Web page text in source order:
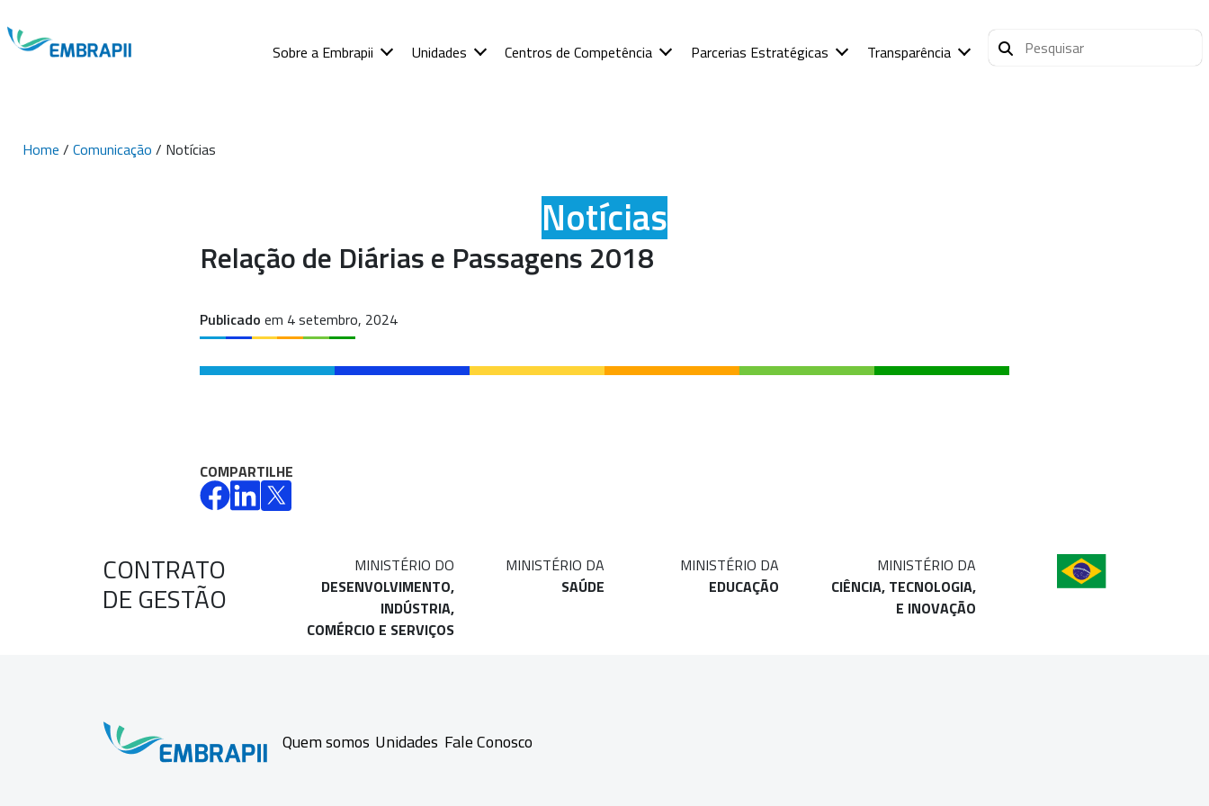
Sobre a Embrapii Unidades Centros de Competência Parcerias Estratégicas Transparência
Home / Comunicação / Notícias
Notícias
Relação de Diárias e Passagens 2018
Publicado em 4 setembro, 2024
COMPARTILHE
CONTRATO
DE GESTÃO
MINISTÉRIO DO
DESENVOLVIMENTO,
INDÚSTRIA,
COMÉRCIO E SERVIÇOS
MINISTÉRIO DA
SAÚDE
MINISTÉRIO DA
EDUCAÇÃO
MINISTÉRIO DA
CIÊNCIA, TECNOLOGIA,
E INOVAÇÃO
Quem somos Unidades Fale Conosco